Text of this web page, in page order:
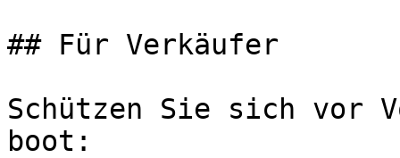
## Für Verkäufer
Schützen Sie sich vor
boot: